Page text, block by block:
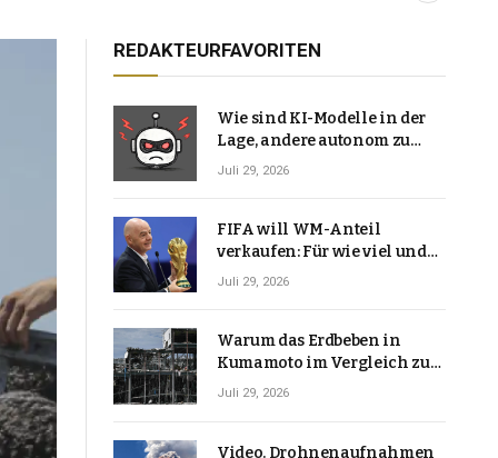
REDAKTEURFAVORITEN
Wie sind KI-Modelle in der
Lage, andere autonom zu
hacken? | Technologie-News
Juli 29, 2026
FIFA will WM-Anteil
verkaufen: Für wie viel und
warum macht Gianni
Juli 29, 2026
Warum das Erdbeben in
Kumamoto im Vergleich zu
den meisten Erdbeben, die
Juli 29, 2026
Video. Drohnenaufnahmen